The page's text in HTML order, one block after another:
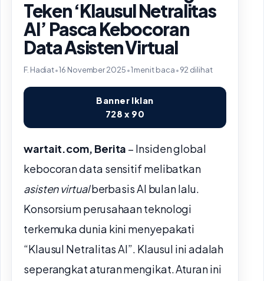
Teken ‘Klausul Netralitas
AI’ Pasca Kebocoran
Data Asisten Virtual
F. Hadiat•16 November 2025•1 menit baca•92 dilihat
Banner Iklan
728 x 90
wartait.com, Berita – Insiden global
kebocoran data sensitif melibatkan
asisten virtualberbasis AI bulan lalu.
Konsorsium perusahaan teknologi
terkemuka dunia kini menyepakati
“Klausul Netralitas AI”. Klausul ini adalah
seperangkat aturan mengikat. Aturan ini